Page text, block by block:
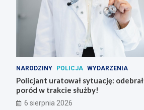
NARODZINY POLICJA WYDARZENIA
Policjant uratował sytuację: odebrał
poród w trakcie służby!
6 sierpnia 2026